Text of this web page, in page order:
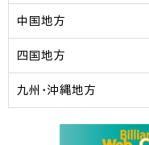
中国地方
四国地方
九州・沖縄地方